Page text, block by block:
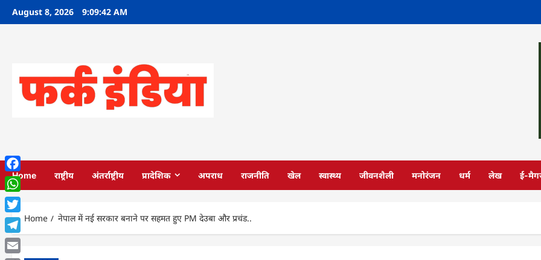
SkipAugust 8, 2026 9:09:43 AM
Home राष्ट्रीय अंतर्राष्ट्रीय प्रादेशिक अपराध राजनीति खेल स्वास्थ्य जीवनशैली मनोरंजन धर्म लेख ई-
Home नेपाल में नई सरकार बनाने पर सहमत हुए PM देउबा और प्रचंड..
Facebook
WhatsApp
Twitter
Telegram